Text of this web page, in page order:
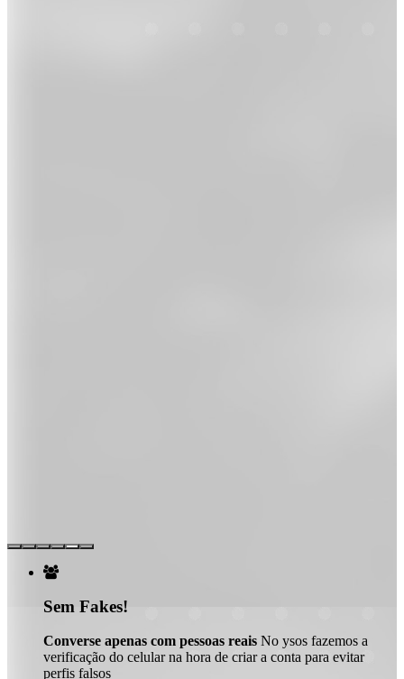

Sem Fakes!
Converse apenas com pessoas reais No ysos fazemos a
verificação do celular na hora de criar a conta para evitar
perfis falsos